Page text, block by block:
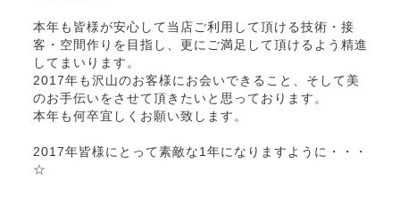
本年も皆様が安心して当店ご利用して頂ける技術・接
客・空間作りを目指し、更にご満足して頂けるよう精進
してまいります。
2017年も沢山のお客様にお会いできること、そして美
のお手伝いをさせて頂きたいと思っております。
本年も何卒宜しくお願い致します。
2017年皆様にとって素敵な1年になりますように・・・
☆